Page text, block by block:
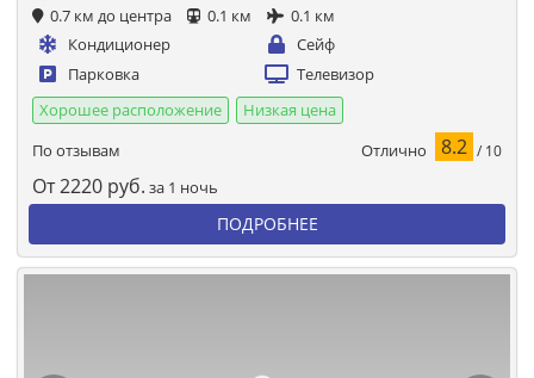
0.7 км до центра 0.1 км
0.1 км
Кондиционер
Сейф
Парковка
Телевизор
Хорошее расположение
Низкая цена
По отзывам
Отлично 8.2 / 10
От2220 руб. за 1 ночь
ПОДРОБНЕЕ